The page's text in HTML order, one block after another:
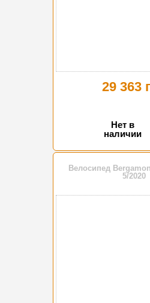
29 363
Нет в
наличии
Велосипед
5/2020